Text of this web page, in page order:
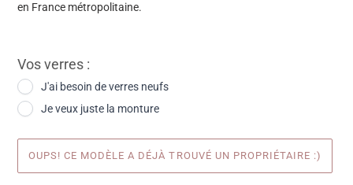
en France métropolitaine.
Vos verres :
J'ai besoin de verres neufs
Je veux juste la monture
OUPS! CE MODÈLE A DÉJÀ TROUVÉ UN PROPRIÉTAIRE :)